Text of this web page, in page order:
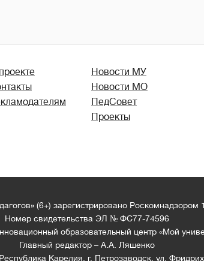
Новости МУ
Новости МО
ПедСовет
Проекты
(6+) зарегистрировано Роскомнадзором
Номер свидетельства ЭЛ № ФС77-74596
образовательный центр «Мой
Главный редактор – А.А. Ляшенко
Карелия, г. Петрозаводск, ул.